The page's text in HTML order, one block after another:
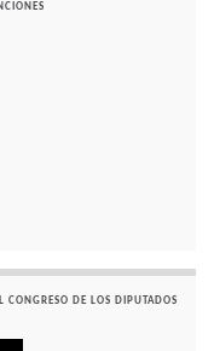
CONGRESO DE LOS DIPUTADOS